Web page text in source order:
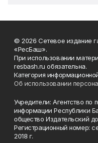
© 2026 Сетевое издание
«РесБаш».
При использовании
resbash.ru обязательна.
Категория
Об использовании
Учредители: Агентство
информации Республики
общество Издательский
Регистрационный номер:
2018 г.